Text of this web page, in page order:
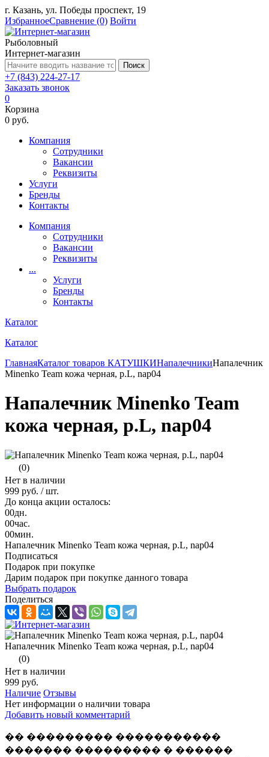
г. Казань, ул. Победы проспект, 19
ИзбранноеСравнение (0) Войти
Рыболовный
Интернет-магазин
Поиск
+7 (843) 224-27-17
Заказать звонок
0
Корзина
0 руб.
Компания
Сотрудники
Вакансии
Реквизиты
Услуги
Бренды
Контакты
Компания
Сотрудники
Вакансии
Реквизиты
...
Услуги
Бренды
Контакты
Каталог
Каталог
ГлавнаяКаталог товаров КАТУШКИНапалечникиНапалечник
Minenko Team кожа черная, р.L, nap04
Напалечник Minenko Team
кожа черная, р.L, nap04
(0)
Нет в наличии
999 руб. / шт.
До конца акции осталось:
00дн.
00час.
00мин.
Напалечник Minenko Team кожа черная, р.L, nap04
Подписаться
Подарок при покупке
Дарим подарок при покупке данного товара
Выбрать подарок
Поделиться
Напалечник Minenko Team кожа черная, р.L, nap04
(0)
Нет в наличии
999 руб.
Наличие Отзывы
Нет информации о наличии товара
Добавить новый комментарий
�� ��������� �����������
������� ��������� � ������